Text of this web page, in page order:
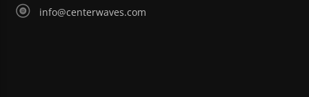
info@centerwaves.com